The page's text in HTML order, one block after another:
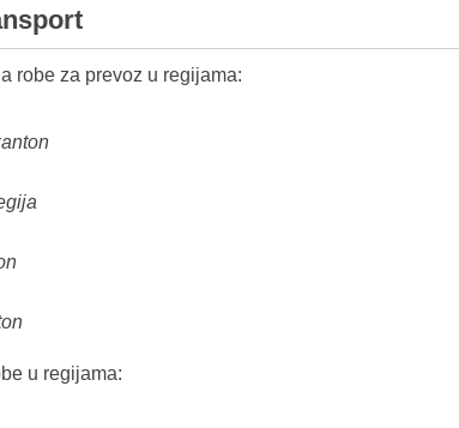
robe za prevoz u regijama:
u regijama: